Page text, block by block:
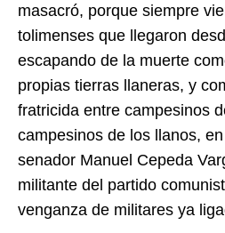
masacró, porque siempre
tolimenses que llegaron
escapando de la muerte
propias tierras llaneras, y
fratricida entre campesinos
campesinos de los llanos,
senador Manuel Cepeda
militante del partido
venganza de militares ya